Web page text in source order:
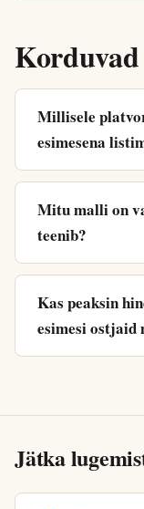
Millisele
esimesena
Mitu malli on
teenib?
Kas peaksin
esimesi ostjaid
Jätka